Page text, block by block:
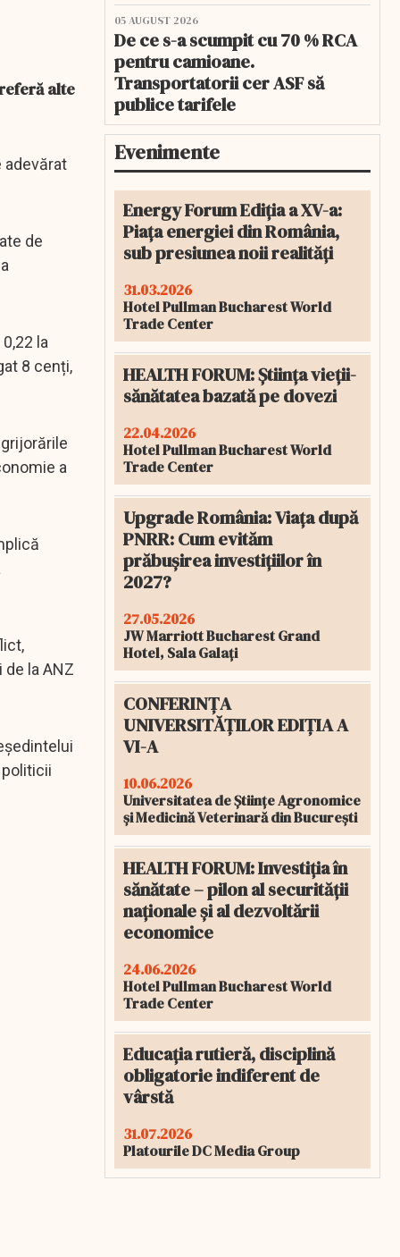
alte
adevărat
de
la
8 cenți,
a
la ANZ
politicii
05 AUGUST 2026
De ce s-a scumpit cu 70 % RCA
pentru camioane.
Transportatorii cer ASF să
publice tarifele
Evenimente
Energy Forum Ediția a XV-a:
Piața energiei din România,
sub presiunea noii realități
31.03.2026
Hotel Pullman Bucharest World
Trade Center
HEALTH FORUM: Știința vieții-
sănătatea bazată pe dovezi
22.04.2026
Hotel Pullman Bucharest World
Trade Center
Upgrade România: Viața după
PNRR: Cum evităm
prăbușirea investițiilor în
2027?
27.05.2026
JW Marriott Bucharest Grand
Hotel, Sala Galați
CONFERINȚA
UNIVERSITĂȚILOR EDIȚIA A
VI-A
10.06.2026
Universitatea de Științe Agronomice
și Medicină Veterinară din București
HEALTH FORUM: Investiția în
sănătate – pilon al securității
naționale și al dezvoltării
economice
24.06.2026
Hotel Pullman Bucharest World
Trade Center
Educația rutieră, disciplină
obligatorie indiferent de
vârstă
31.07.2026
Platourile DC Media Group